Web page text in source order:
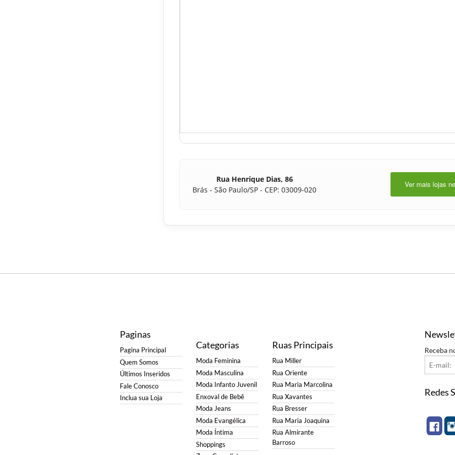
Rua Henrique Dias, 86
Brás - São Paulo/SP - CEP: 03009-020
Ver mais lojas
Paginas
Pagina Principal
Quem Somos
Últimos Inseridos
Fale Conosco
Inclua sua Loja
Categorias
Moda Feminina
Moda Masculina
Moda Infanto Juvenil
Enxoval de Bebê
Moda Jeans
Moda Evangélica
Moda Íntima
Shoppings
Ruas Principais
Rua Miller
Rua Oriente
Rua Maria Marcolina
Rua Xavantes
Rua Bresser
Rua Maria Joaquina
Rua Almirante
Barroso
Receba
Redes